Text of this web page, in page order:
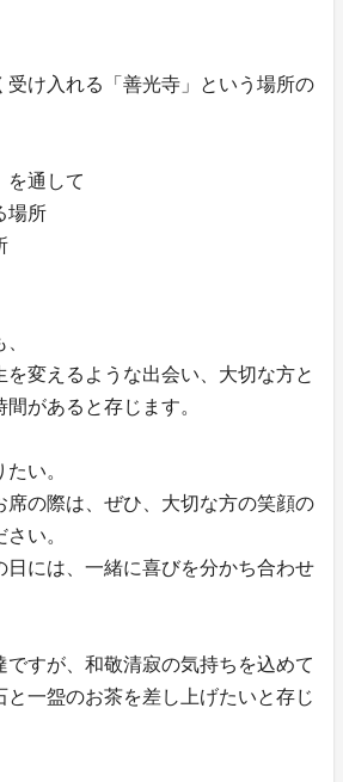
受け入れる「善光寺」という場所の
を通して
場所
変えるような出会い、大切な方と
があると存じます。
い。
席の際は、ぜひ、大切な方の笑顔の
い。
日には、一緒に喜びを分かち合わせ
ですが、和敬清寂の気持ちを込めて
と一盌のお茶を差し上げたいと存じ